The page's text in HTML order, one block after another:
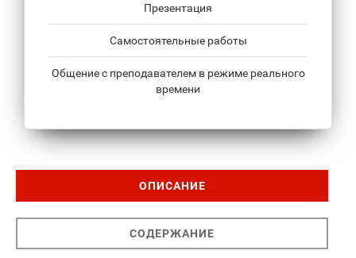
Презентация
Самостоятельные работы
Общение с преподавателем в режиме реального
времени
ОПИСАНИЕ
СОДЕРЖАНИЕ